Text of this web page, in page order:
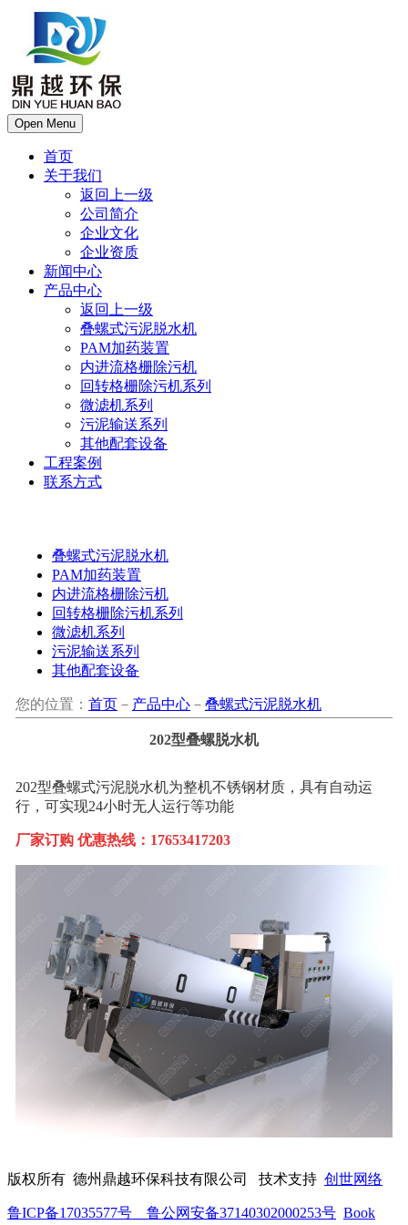
Open Menu
首页
关于我们
返回上一级
公司简介
企业文化
企业资质
新闻中心
产品中心
返回上一级
叠螺式污泥脱水机
PAM加药装置
内进流格栅除污机
回转格栅除污机系列
微滤机系列
污泥输送系列
其他配套设备
工程案例
联系方式
叠螺式污泥脱水机
PAM加药装置
内进流格栅除污机
回转格栅除污机系列
微滤机系列
污泥输送系列
其他配套设备
您的位置： 首页 － 产品中心 － 叠螺式污泥脱水机
202型叠螺脱水机
202型叠螺式污泥脱水机为整机不锈钢材质，具有自动运
行，可实现24小时无人运行等功能
厂家订购 优惠热线：17653417203
版权所有 德州鼎越环保科技有限公司 技术支持 创世网络
鲁ICP备17035577号 鲁公网安备37140302000253号 Book